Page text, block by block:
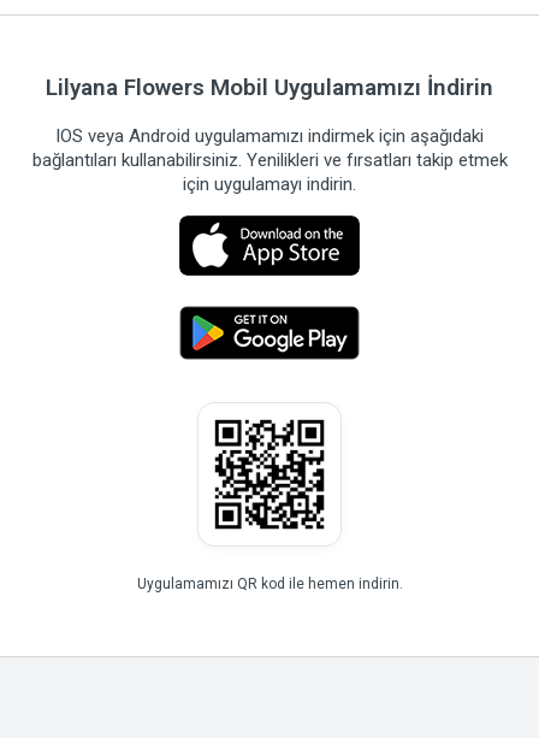
Lilyana Flowers Mobil Uygulamamızı İndirin
IOS veya Android uygulamamızı indirmek için aşağıdaki
bağlantıları kullanabilirsiniz. Yenilikleri ve fırsatları takip etmek
için uygulamayı indirin.
Uygulamamızı QR kod ile hemen indirin.